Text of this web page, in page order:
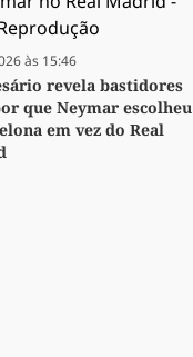
às 15:46
revela bastidores
que Neymar escolheu
em vez do Real